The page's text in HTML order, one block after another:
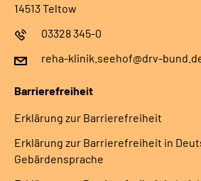
14513 Teltow
03328 345-0
reha-klinik.seehof@drv-
Barrierefreiheit
Erklärung zur Barrierefreiheit
Erklärung zur Barrierefreiheit in
Gebärdensprache